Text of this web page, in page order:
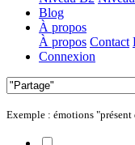
Blog
À propos
À propos Contact
Connexion
Exemple : émotions